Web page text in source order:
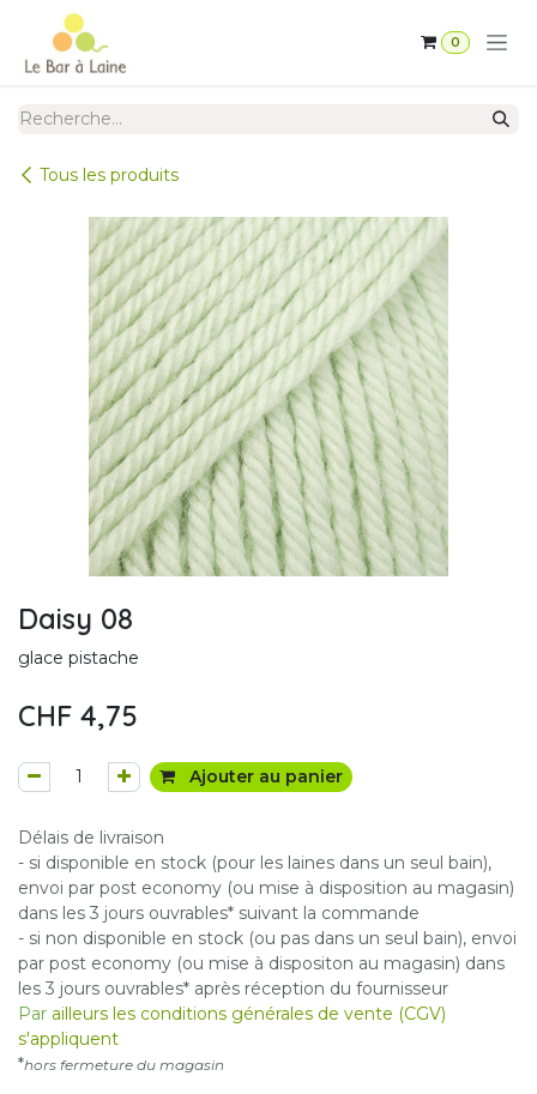
Se rendre au contenu
0
Tous les produits
Daisy 08
glace pistache
CHF 4,75
Ajouter au panier
Délais de livraison
- si disponible en stock (pour les laines dans un seul bain),
envoi par post economy (ou mise à disposition au magasin)
dans les 3 jours ouvrables* suivant la commande
- si non disponible en stock (ou pas dans un seul bain), envoi
par post economy (ou mise à dispositon au magasin) dans
les 3 jours ouvrables* après réception du fournisseur
Par ailleurs les conditions générales de vente (CGV)
s'appliquent
*hors fermeture du magasin